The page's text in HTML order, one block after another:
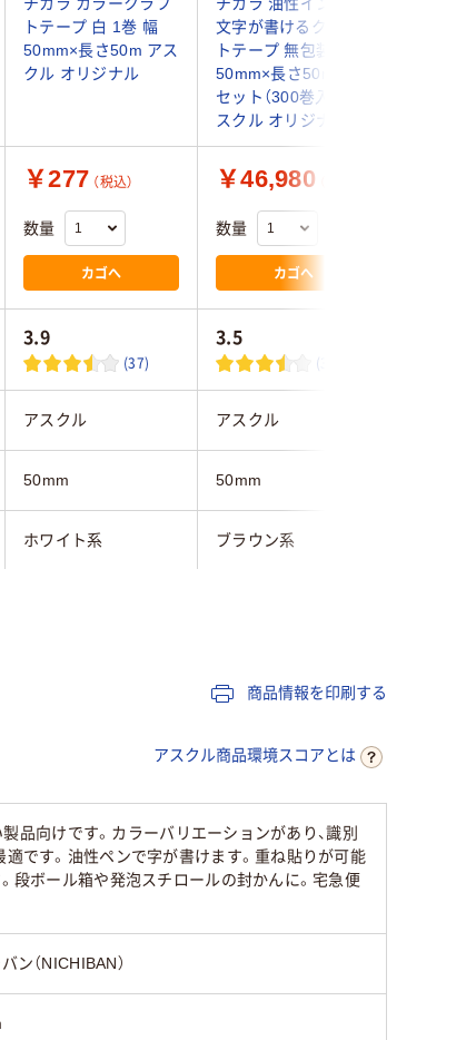
トテープ 白 1巻 幅
50mm×長さ50m アス
クル オリジナル
文字が書けるクラフ
トテープ 無包装 幅
50mm×長さ50m 茶 1
セット（300巻入） ア
スクル オリジナル
￥277 （税込）
数量
カゴへ
￥46,980
数量
カゴへ
3.9
(37)
3.5
(30)
アスクル アスクル
50mm 50mm
ホワイト系 ブラウン系
50m
商品情報を印刷する
アスクル商品環境スコアとは
品向けです。カラーバリエーションがあり、識別
です。油性ペンで字が書けます。重ね貼りが可能
段ボール箱や発泡スチロールの封かんに。宅急便
ン（NICHIBAN）